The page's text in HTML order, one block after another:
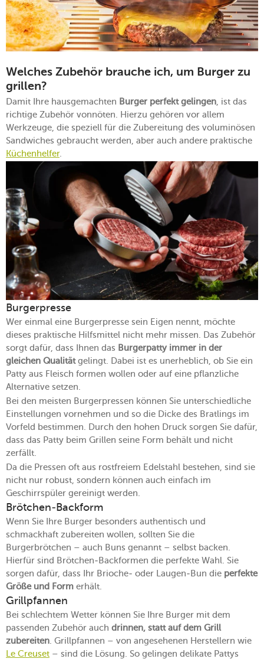
Welches Zubehör brauche ich, um Burger zu
grillen?
Damit Ihre hausgemachten Burger perfekt gelingen , ist das
richtige Zubehör vonnöten. Hierzu gehören vor allem
Werkzeuge, die speziell für die Zubereitung des voluminösen
Sandwiches gebraucht werden, aber auch andere praktische
Küchenhelfer.
Burgerpresse
Wer einmal eine Burgerpresse sein Eigen nennt, möchte
dieses praktische Hilfsmittel nicht mehr missen. Das Zubehör
sorgt dafür, dass Ihnen das Burgerpatty immer in der
gleichen Qualitätgelingt. Dabei ist es unerheblich, ob Sie ein
Patty aus Fleisch formen wollen oder auf eine pflanzliche
Alternative setzen.
Bei den meisten Burgerpressen können Sie unterschiedliche
Einstellungen vornehmen und so die Dicke des Bratlings im
Vorfeld bestimmen. Durch den hohen Druck sorgen Sie dafür,
dass das Patty beim Grillen seine Form behält und nicht
zerfällt.
Da die Pressen oft aus rostfreiem Edelstahl bestehen, sind sie
nicht nur robust, sondern können auch einfach im
Geschirrspüler gereinigt werden.
Brötchen-Backform
Wenn Sie Ihre Burger besonders authentisch und
schmackhaft zubereiten wollen, sollten Sie die
Burgerbrötchen – auch Buns genannt – selbst backen.
Hierfür sind Brötchen-Backformen die perfekte Wahl. Sie
sorgen dafür, dass Ihr Brioche- oder Laugen-Bun die perfekte
Größe und Form erhält.
Grillpfannen
Bei schlechtem Wetter können Sie Ihre Burger mit dem
passenden Zubehör auch drinnen, statt auf dem Grill
zubereiten. Grillpfannen – von angesehenen Herstellern wie
Le Creuset – sind die Lösung. So gelingen delikate Pattys